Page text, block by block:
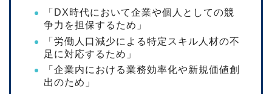
「DX時代において企業や個人としての競
争力を担保するため」
「労働人口減少による特定スキル人材の不
足に対応するため」
「企業内における業務効率化や新規価値創
出のため」